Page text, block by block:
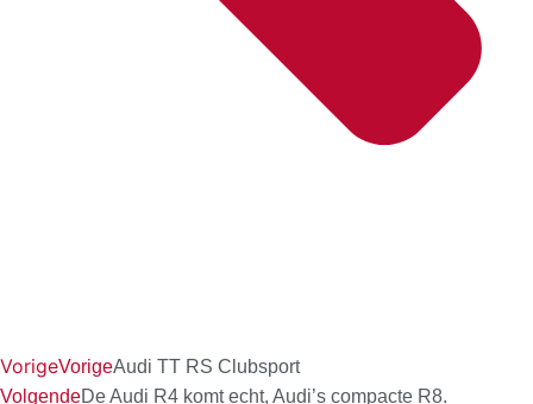
VorigeVorigeAudi TT RS Clubsport
VolgendeDe Audi R4 komt echt, Audi’s compacte R8.